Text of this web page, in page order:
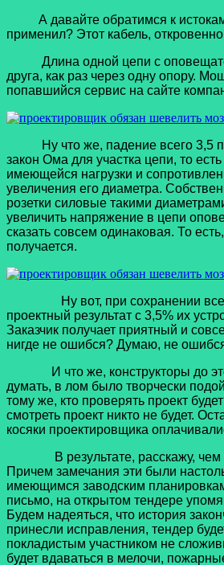
А давайте обратимся к истокам –
применил? Этот кабель,
Длина одной цепи с
друга, как раз через одну опору.
попавшийся сервис на сайте
Ну что же, падение всего 3,5
закон Ома для участка цепи, то
имеющейся нагрузки и
увеличения его диаметра.
розетки силовые такими
увеличить напряжение в цепи
сказать совсем одинаковая. То
получается.
Ну вот, при сохранении всех
проектный результат с 3,5% их
Заказчик получает приятный и
нигде не ошибся? Думаю, не
И что же, конструкторы до
думать, в лом было творчески
тому же, кто проверять проект
смотреть проект никто не будет.
косяки проектировщика
В результате, расскажу, чем
Причем замечания эти были
имеющимся заводским
письмо, на открытом тендере
Будем надеяться, что история
принесли исправления, тендер
покладистым участником не
будет вдаваться в мелочи,